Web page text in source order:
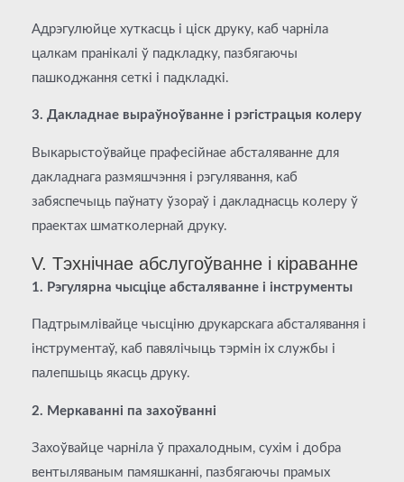
Адрэгулюйце хуткасць і ціск друку, каб чарніла
цалкам пранікалі ў падкладку, пазбягаючы
пашкоджання сеткі і падкладкі.
3. Дакладнае выраўноўванне і рэгістрацыя колеру
Выкарыстоўвайце прафесійнае абсталяванне для
дакладнага размяшчэння і рэгулявання, каб
забяспечыць паўнату ўзораў і дакладнасць колеру ў
праектах шматколернай друку.
V. Тэхнічнае абслугоўванне і кіраванне
1. Рэгулярна чысціце абсталяванне і інструменты
Падтрымлівайце чысціню друкарскага абсталявання і
інструментаў, каб павялічыць тэрмін іх службы і
палепшыць якасць друку.
2. Меркаванні па захоўванні
Захоўвайце чарніла ў прахалодным, сухім і добра
вентыляваным памяшканні, пазбягаючы прамых